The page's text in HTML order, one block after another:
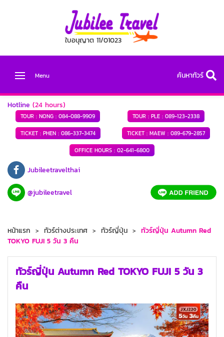
ใบอนุญาต 11/01023
Menu ค้นหาทัวร์
Hotline (24 hours)
TOUR : NONG : 084-088-9909 TOUR : PLE : 089-123-2338
TICKET : PHEN :086-337-3474 TICKET : MAEW : 089-679-2857
OFFICE HOURS : 02-641-6800
Jubileetravelthai
@jubileetravel
หน้าแรก ทัวร์ต่างประเทศ ทัวร์ญี่ปุ่น
ทัวร์ญี่ปุ่น Autumn Red
TOKYO FUJI 5 วัน 3 คืน
ทัวร์ญี่ปุ่น Autumn Red TOKYO FUJI 5 วัน 3
คืน